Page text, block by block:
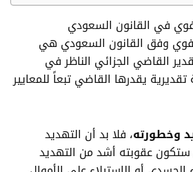
في القانون السعودي
وفق القانون السعودي هي
القاضي الجزائي الناظر في
يقدرها القاضي تبعاً للمعايير
وخطورته، فلا بد أن التهديد
ستكون عقوبته أشد من التهديد